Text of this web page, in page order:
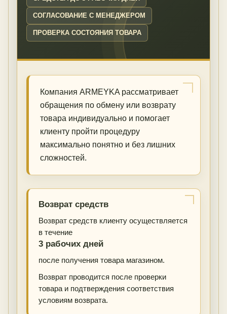
СОГЛАСОВАНИЕ С МЕНЕДЖЕРОМ
ПРОВЕРКА СОСТОЯНИЯ ТОВАРА
Компания ARMEYKA рассматривает
обращения по обмену или возврату
товара индивидуально и помогает
клиенту пройти процедуру
максимально понятно и без лишних
сложностей.
Возврат средств
Возврат средств клиенту осуществляется
в течение
3 рабочих дней
после получения товара магазином.
Возврат проводится после проверки
товара и подтверждения соответствия
условиям возврата.